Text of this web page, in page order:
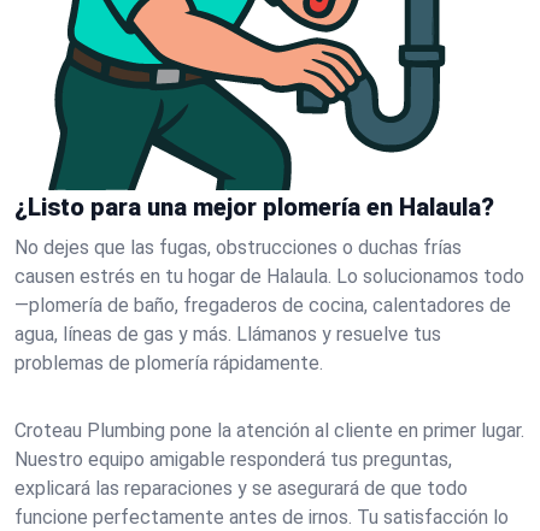
¿Listo para una mejor plomería en Halaula?
No dejes que las fugas, obstrucciones o duchas frías
causen estrés en tu hogar de Halaula. Lo solucionamos todo
—plomería de baño, fregaderos de cocina, calentadores de
agua, líneas de gas y más. Llámanos y resuelve tus
problemas de plomería rápidamente.
Croteau Plumbing pone la atención al cliente en primer lugar.
Nuestro equipo amigable responderá tus preguntas,
explicará las reparaciones y se asegurará de que todo
funcione perfectamente antes de irnos. Tu satisfacción lo